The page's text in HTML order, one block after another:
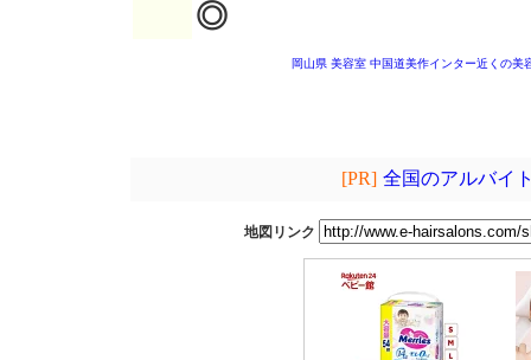
◎
岡山県 美容室 中国道美作インター近くの美
[PR] 全国のアルバイ
地図リンク